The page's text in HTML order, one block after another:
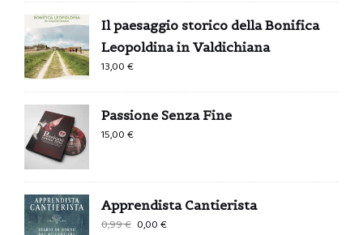
Il paesaggio storico della Bonifica
Leopoldina in Valdichiana
13,00€
Passione Senza Fine
15,00€
Apprendista Cantierista
0,99€ 0,00€